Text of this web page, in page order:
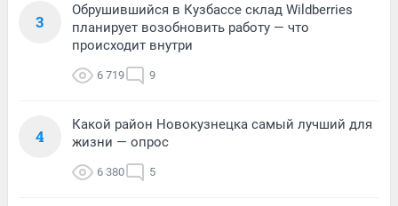
3
Обрушившийся в Кузбассе склад Wildberries
планирует возобновить работу — что
происходит внутри
6 719 9
4
Какой район Новокузнецка самый лучший для
жизни — опрос
6 380 5